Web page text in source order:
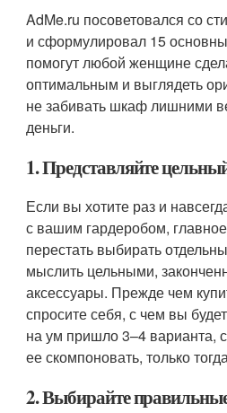
AdMe.ru посоветовался со
и сформулировал 15
помогут любой женщине
оптимальным и выглядеть
не забивать шкаф лишними
деньги.
1. Представляйте
Если вы хотите раз и
с вашим гардеробом,
перестать выбирать
мыслить цельными,
аксессуары. Прежде чем
спросите себя, с чем вы
на ум пришло 3–4 варианта,
ее скомпоновать, только
2. Выбирайте